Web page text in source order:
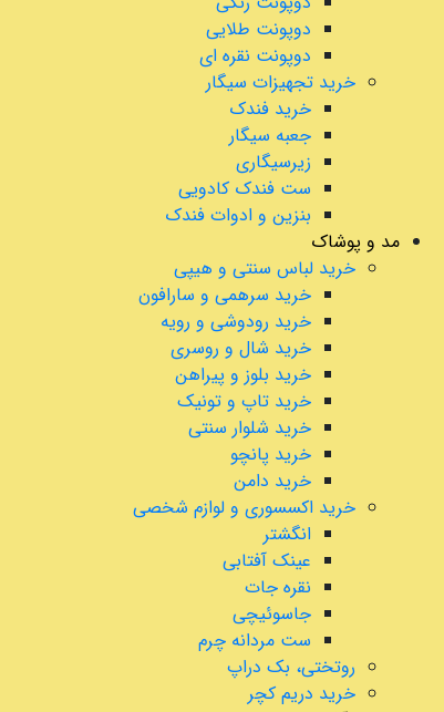
دوپونت طلایی
دوپونت نقره ای
خرید تجهیزات سیگار
خرید فندک
جعبه سیگار
زیرسیگاری
ست فندک کادویی
بنزین و ادوات فندک
مد و پوشاک
خرید لباس سنتی و هیپی
خرید سرهمی و سارافون
خرید رودوشی و رویه
خرید شال و روسری
خرید بلوز و پیراهن
خرید تاپ و تونیک
خرید شلوار سنتی
خرید پانچو
خرید دامن
خرید اکسسوری و لوازم شخصی
انگشتر
عینک آفتابی
نقره جات
جاسوئیچی
ست مردانه چرم
روتختی، بک دراپ
خرید دریم کچر